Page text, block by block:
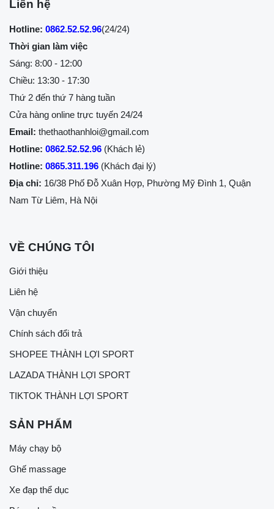
Liên hệ
Hotline: 0862.52.52.96(24/24)
Thời gian làm việc
Sáng: 8:00 - 12:00
Chiều: 13:30 - 17:30
Thứ 2 đến thứ 7 hàng tuần
Cửa hàng online trực tuyến 24/24
Email: thethaothanhloi@gmail.com
Hotline: 0862.52.52.96 (Khách lẻ)
Hotline: 0865.311.196 (Khách đại lý)
Địa chỉ: 16/38 Phố Đỗ Xuân Hợp, Phường Mỹ Đình 1, Quận
Nam Từ Liêm, Hà Nội
VỀ CHÚNG TÔI
Giới thiệu
Liên hệ
Vận chuyển
Chính sách đổi trả
SHOPEE THÀNH LỢI SPORT
LAZADA THÀNH LỢI SPORT
TIKTOK THÀNH LỢI SPORT
SẢN PHẨM
Máy chạy bộ
Ghế massage
Xe đạp thể dục